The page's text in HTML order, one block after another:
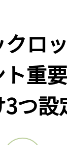
クロ
重
つ設